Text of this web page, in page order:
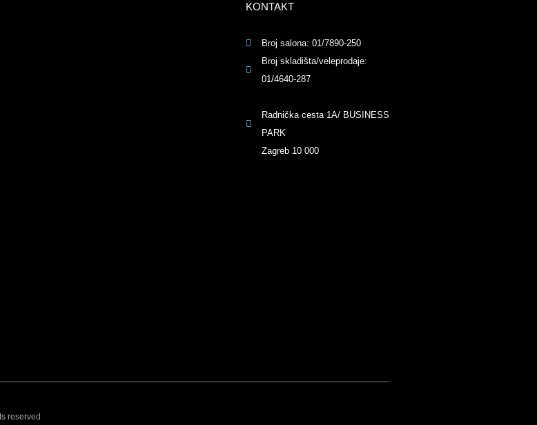
KONTAKT
Broj salona: 01/7890-250
Broj skladišta/veleprodaje:
01/4640-287
Radnička cesta 1A/ BUSINESS
PARK
Zagreb 10 000
reserved